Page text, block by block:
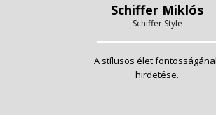
Schiffer Miklós
Schiffer Style
A stílusos élet
hirdetése.